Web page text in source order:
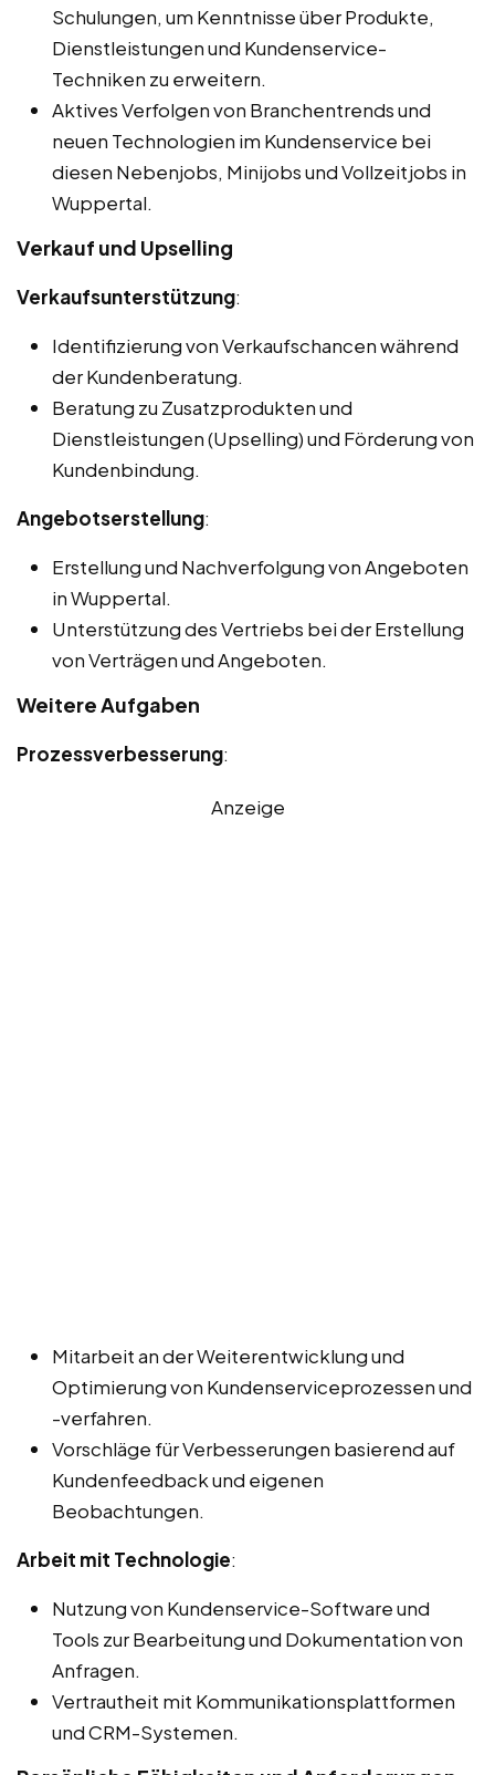
Schulungen, um Kenntnisse über Produkte,
Dienstleistungen und Kundenservice-
Techniken zu erweitern.
Aktives Verfolgen von Branchentrends und
neuen Technologien im Kundenservice bei
diesen Nebenjobs, Minijobs und Vollzeitjobs in
Wuppertal.
Verkauf und Upselling
Verkaufsunterstützung:
Identifizierung von Verkaufschancen während
der Kundenberatung.
Beratung zu Zusatzprodukten und
Dienstleistungen (Upselling) und Förderung von
Kundenbindung.
Angebotserstellung:
Erstellung und Nachverfolgung von Angeboten
in Wuppertal.
Unterstützung des Vertriebs bei der Erstellung
von Verträgen und Angeboten.
Weitere Aufgaben
Prozessverbesserung:
Anzeige
Mitarbeit an der Weiterentwicklung und
Optimierung von Kundenserviceprozessen und
-verfahren.
Vorschläge für Verbesserungen basierend auf
Kundenfeedback und eigenen
Beobachtungen.
Arbeit mit Technologie:
Nutzung von Kundenservice-Software und
Tools zur Bearbeitung und Dokumentation von
Anfragen.
Vertrautheit mit Kommunikationsplattformen
und CRM-Systemen.